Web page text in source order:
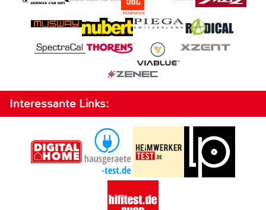
Interessante Links: